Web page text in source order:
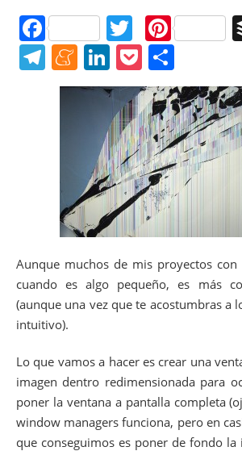
F
a
c
T
w
itt
er
Pi
nt
er
e
st
T
el
m
M
e
n
a
m
e
Li
n
k
e
dI
n
P
o
ck
et
o
m
p
ar
tir
Aunque muchos de mis proyectos con
cuando es algo pequeño, es más
(aunque una vez que te acostumbras a
intuitivo).
Lo que vamos a hacer es crear una
imagen dentro redimensionada para
poner la ventana a pantalla completa
window managers funciona, pero en
que conseguimos es poner de fondo